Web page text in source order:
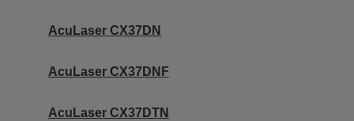
AcuLaser CX37DN
AcuLaser CX37DNF
AcuLaser CX37DTN